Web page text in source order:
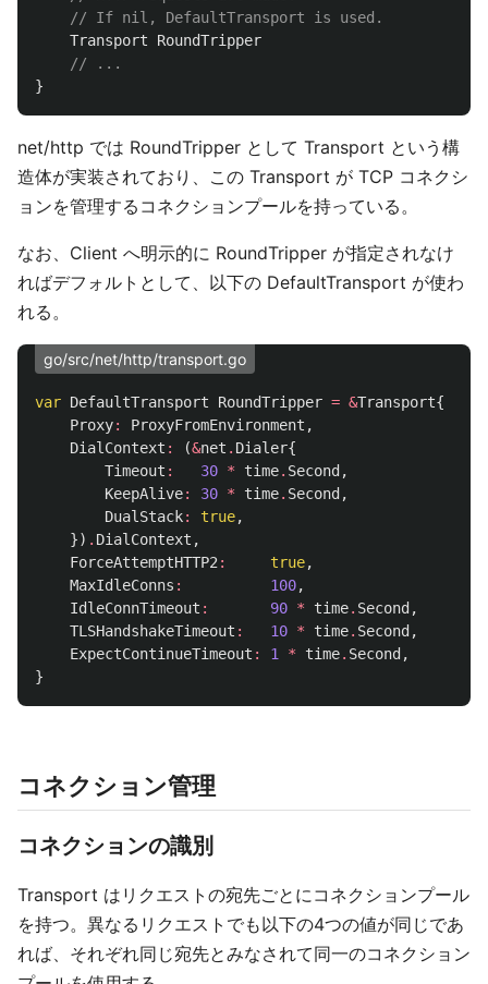
// If nil, DefaultTransport is used.
Transport
RoundTripper
// ...
}
net/http では RoundTripper として Transport という構
造体が実装されており、この Transport が TCP コネクシ
ョンを管理するコネクションプールを持っている。
なお、Client へ明示的に RoundTripper が指定されなけ
ればデフォルトとして、以下の DefaultTransport が使わ
れる。
go/src/net/http/transport.go
var DefaultTransport RoundTripper = &Transport{
Proxy: ProxyFromEnvironment ,
DialContext : (&net . Dialer{
Timeout : 30 * time. Second ,
KeepAlive: 30 * time. Second ,
DualStack: true,
}) . DialContext ,
ForceAttemptHTTP2 : true,
MaxIdleConns : 100,
IdleConnTimeout : 90 * time. Second ,
TLSHandshakeTimeout : 10 * time. Second ,
ExpectContinueTimeout : 1 * time. Second ,
}
コネクション管理
コネクションの識別
Transport はリクエストの宛先ごとにコネクションプール
を持つ。異なるリクエストでも以下の4つの値が同じであ
れば、それぞれ同じ宛先とみなされて同一のコネクション